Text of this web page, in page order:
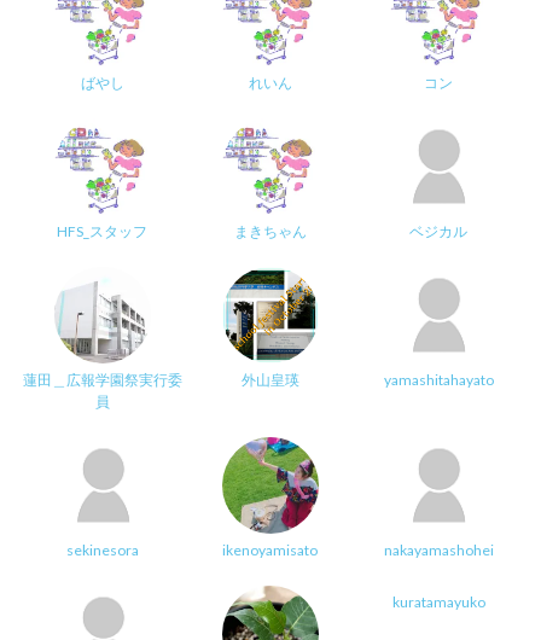
ばやし れいん コン
HFS_スタッフ まきちゃん ベジカル
蓮田＿広報学園祭実行委
員
外山皇瑛 yamashitahayato
sekinesora ikenoyamisato nakayamashohei
kuratamayuko